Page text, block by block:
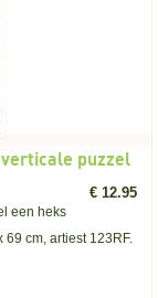
puzzel
€ 12.95
een heks
cm, artiest 123RF.